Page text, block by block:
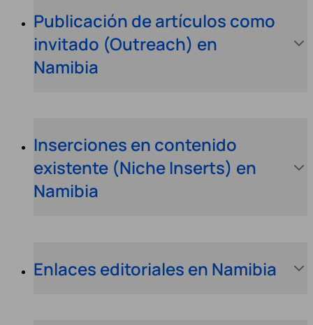
Publicación de artículos como
invitado (Outreach) en
Namibia
Inserciones en contenido
existente (Niche Inserts) en
Namibia
Enlaces editoriales en Namibia